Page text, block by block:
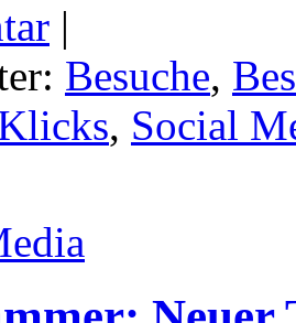
|
Besuche,
, Social